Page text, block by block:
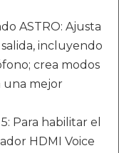
ASTRO: Ajusta
incluyendo
crea modos
una mejor
Para habilitar el
HDMI Voice